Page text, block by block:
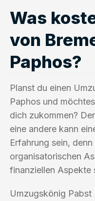
Was
von
Paphos?
Planst du einen
Paphos und
dich zukommen?
eine andere kann
Erfahrung sein,
organisatorischen
finanziellen Aspekte
Umzugskönig Pabst